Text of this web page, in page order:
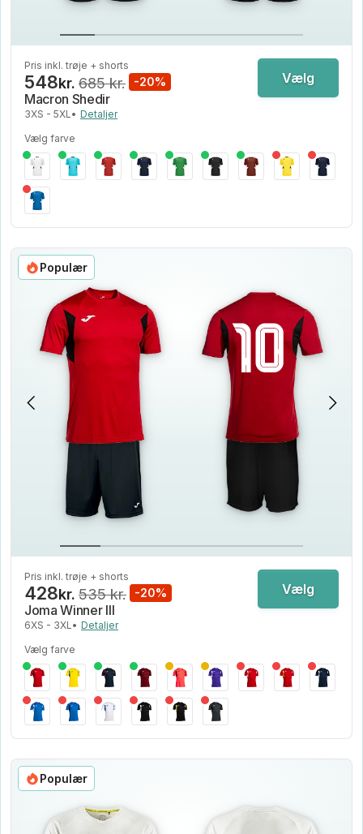
Pris inkl. trøje + shorts
548kr. 685 kr. -20%
Macron Shedir
3XS - 5XL• Detaljer
Vælg
Vælg farve
Populær
Pris inkl. trøje + shorts
428kr. 535 kr. -20%
Joma Winner III
6XS - 3XL• Detaljer
Vælg
Vælg farve
Populær